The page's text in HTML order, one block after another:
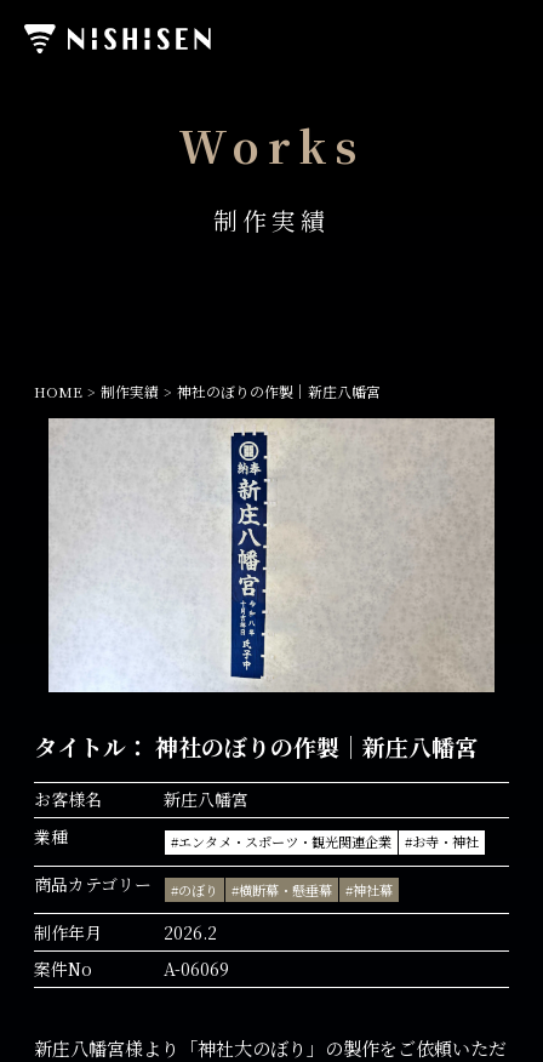
Works
制作実績
HOME 制作実績 神社のぼりの作製｜新庄八幡宮
タイトル： 神社のぼりの作製｜新庄八幡宮
お客様名
新庄八幡宮
業種
#エンタメ・スポーツ・観光関連企業 #お寺・神社
商品カテゴリー #のぼり #横断幕・懸垂幕 #神社幕
制作年月
2026.2
案件No
A-06069
新庄八幡宮様より「神社大のぼり」の製作をご依頼いただ